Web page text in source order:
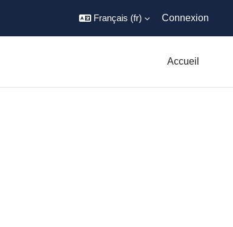
Français ‎(fr)‎ Connexion
Accueil